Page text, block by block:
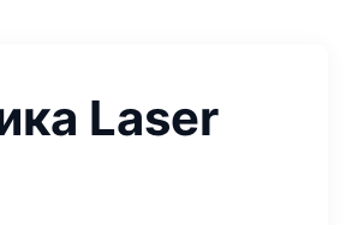
Laser